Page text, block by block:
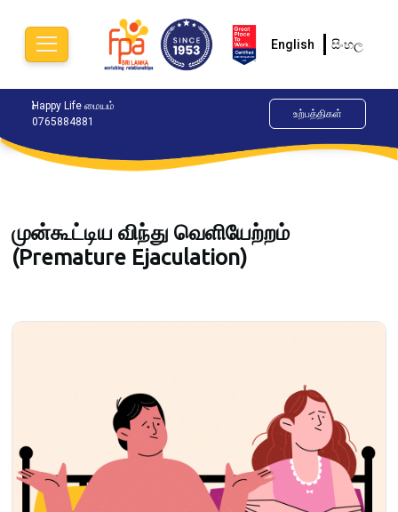
English සිංහල
Happy Life மையம்
0765884881
இப்போதே கலந்துரையாடவும்.
உற்பத்திகள்
முன்கூட்டிய விந்து வெளியேற்றம்
(Premature Ejaculation)